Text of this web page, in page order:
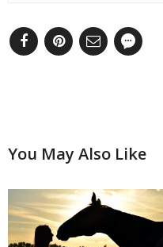
You May Also Like